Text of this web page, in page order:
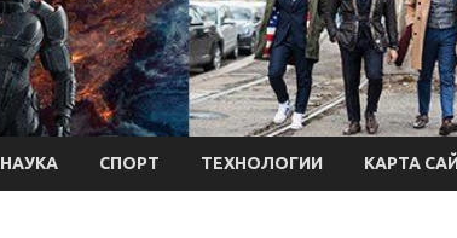
НАУКА СПОРТ ТЕХНОЛОГИИ КАРТА